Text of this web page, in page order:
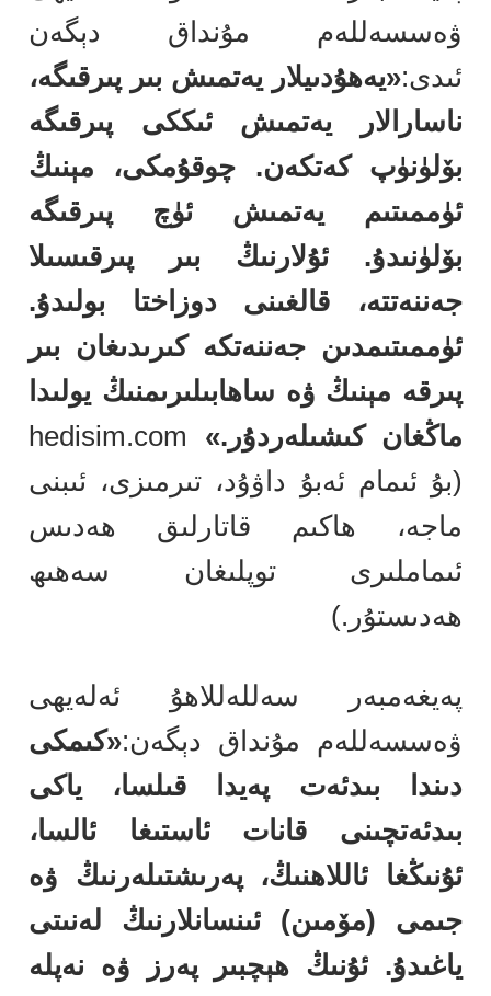
ۋەسسەللەم مۇنداق دېگەن
ئىدى:«يەھۇدىيلار يەتمىش بىر پىرقىگە،
ناسارالار يەتمىش ئىككى پىرقىگە
بۆلۈنۈپ كەتكەن. چوقۇمكى، مېنىڭ
ئۈممىتىم يەتمىش ئۈچ پىرقىگە
بۆلۈنىدۇ. ئۇلارنىڭ بىر پىرقىسىلا
جەننەتتە، قالغىنى دوزاختا بولىدۇ.
ئۈممىتىمدىن جەننەتكە كىرىدىغان بىر
پىرقە مېنىڭ ۋە ساھابىلىرىمنىڭ يولىدا
ماڭغان كىشىلەردۇر.»
hedisim.com
(بۇ ئىمام ئەبۇ داۋۇد، تىرمىزى، ئىبنى
ماجە، ھاكىم قاتارلىق ھەدىس
ئىماملىرى توپلىغان سەھىھ
ھەدىستۇر.)
پەيغەمبەر سەللەللاھۇ ئەلەيھى
ۋەسسەللەم مۇنداق دېگەن:«كىمكى
دىندا بىدئەت پەيدا قىلسا، ياكى
بىدئەتچىنى قانات ئاستىغا ئالسا،
ئۇنىڭغا ئاللاھنىڭ، پەرىشتىلەرنىڭ ۋە
جىمى (مۆمىن) ئىنسانلارنىڭ لەنىتى
ياغىدۇ. ئۇنىڭ ھېچبىر پەرز ۋە نەپلە